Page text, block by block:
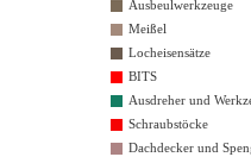
Ausbeulwerkzeuge
Meißel
Locheisensätze
BITS
Ausdreher und
Schraubstöcke
Dachdecker und